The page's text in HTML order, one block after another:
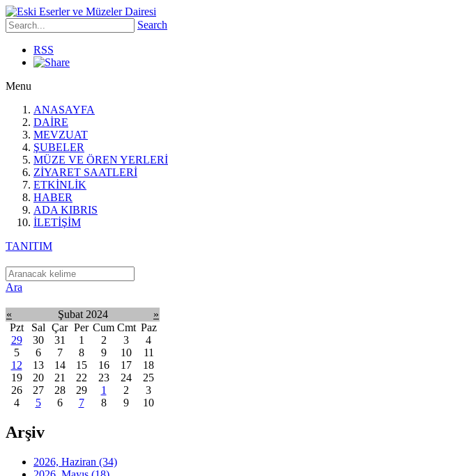
Search
RSS
Menu
ANASAYFA
DAİRE
MEVZUAT
ŞUBELER
MÜZE VE ÖREN YERLERİ
ZİYARET SAATLERİ
ETKİNLİK
HABER
ADA KIBRIS
İLETİŞİM
TANITIM
Ara
« Şubat 2024
»
Pzt
Sal Çar Per Cum Cmt Paz
29
30 31 1 2 3
4
5
6 7 8 9 10
11
12
13 14 15 16 17
18
19
20 21 22 23 24
25
26
27 28 29 1 2
3
4
5 6 7 8 9 10
Arşiv
2026, Haziran (34)